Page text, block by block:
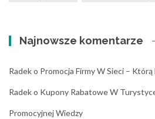
Najnowsze komentarze
Radeko Promocja Firmy W Sieci –
Radeko Kupony Rabatowe W
Promocyjnej Wiedzy